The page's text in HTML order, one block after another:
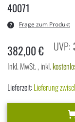
springen
40071
Frage zum Produkt
382,00 €
Inkl. MwSt.,inkl.
Lieferzeit:Lieferung